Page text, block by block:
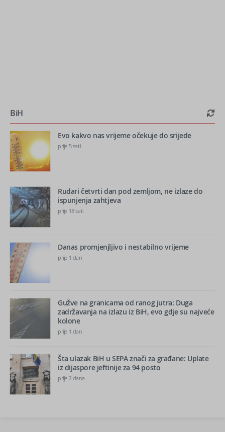
BiH
Evo kakvo nas vrijeme očekuje do srijede
prije 5 sati
Rudari četvrti dan pod zemljom, ne izlaze do
ispunjenja zahtjeva
prije 18 sati
Danas promjenjljivo i nestabilno vrijeme
prije 1 dan
Gužve na granicama od ranog jutra: Duga
zadržavanja na izlazu iz BiH, evo gdje su najveće
kolone
prije 1 dan
Šta ulazak BiH u SEPA znači za građane: Uplate
iz dijaspore jeftinije za 94 posto
prije 2 dana